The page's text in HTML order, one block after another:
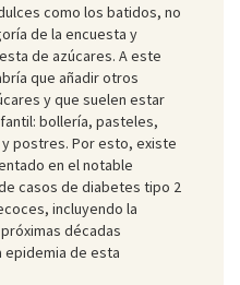
como los batidos, no
de la encuesta y
de azúcares. A este
que añadir otros
y que suelen estar
bollería, pasteles,
postres. Por esto, existe
en el notable
casos de diabetes tipo 2
incluyendo la
décadas
epidemia de esta